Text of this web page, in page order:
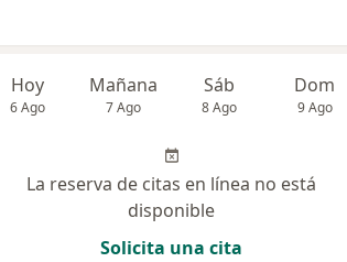
Hoy
6 Ago
Mañana
7 Ago
Sáb
8 Ago
Dom
9 Ago
La reserva de citas en línea no está
disponible
Solicita una cita